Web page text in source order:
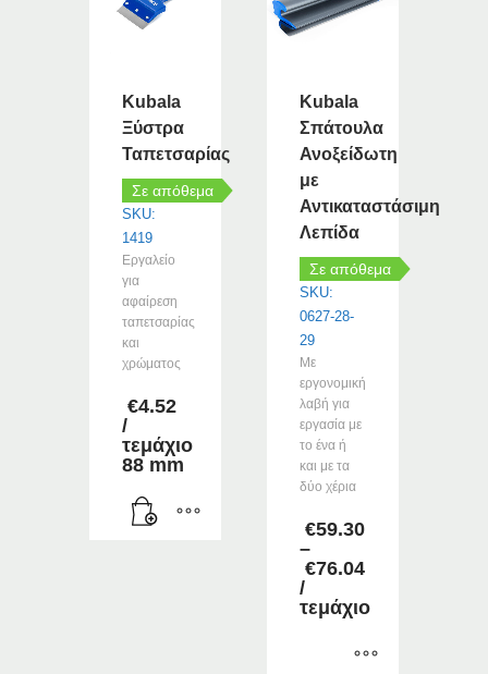
Kubala
Ξύστρα
Ταπετσαρίας
Σε απόθεμα
SKU:
1419
Εργαλείο
για
αφαίρεση
ταπετσαρίας
και
χρώματος
€4.52
/
τεμάχιο
88 mm
Kubala
Σπάτουλα
Ανοξείδωτη
με
Αντικαταστάσιμη
Λεπίδα
Σε απόθεμα
SKU:
0627-28-
29
Με
εργονομική
λαβή για
εργασία με
το ένα ή
και με τα
δύο χέρια
€59.30
–
€76.04
Price
range:
€59.30
through
/
τεμάχιο